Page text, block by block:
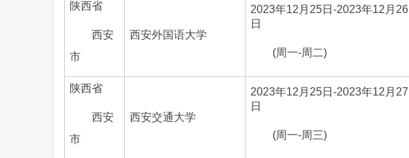
陕西省
西安
市
西安外国语大学
2023年12月25日-2023年12月26
日
(周一-周二)
陕西省
西安
市
西安交通大学
2023年12月25日-2023年12月27
日
(周一-周三)